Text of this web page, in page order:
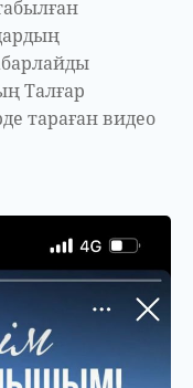
Талғар
тараған видео